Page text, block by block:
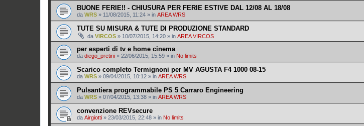
BUONE FERIE!! - CHIUSURA PER FERIE ESTIVE DAL 12/08 AL 18/08
da WRS » 11/08/2015, 11:24 » in AREA WRS
TUTE SU MISURA & TUTE DI PRODUZIONE STANDARD
da VIRCOS » 10/07/2015, 14:20 » in AREA VIRCOS
per esperti di tv e home cinema
da diego_pretini » 22/06/2015, 15:59 » in No limits
Scarico completo Termignoni per MV AGUSTA F4 1000 08-15
da WRS » 09/04/2015, 10:12 » in AREA WRS
Pulsantiera programmabile PS 5 Carraro Engineering
da WRS » 07/04/2015, 13:38 » in AREA WRS
convenzione REVsecure
da Airgiotti » 23/03/2015, 22:48 » in No limits